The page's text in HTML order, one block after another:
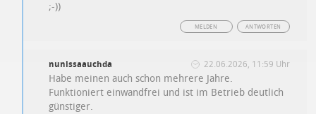
;-))
ANTWORTEN
MELDEN
nunissaauchda 22.06.2026, 11:59 Uhr
Habe meinen auch schon mehrere Jahre.
Funktioniert einwandfrei und ist im Betrieb deutlich
günstiger.